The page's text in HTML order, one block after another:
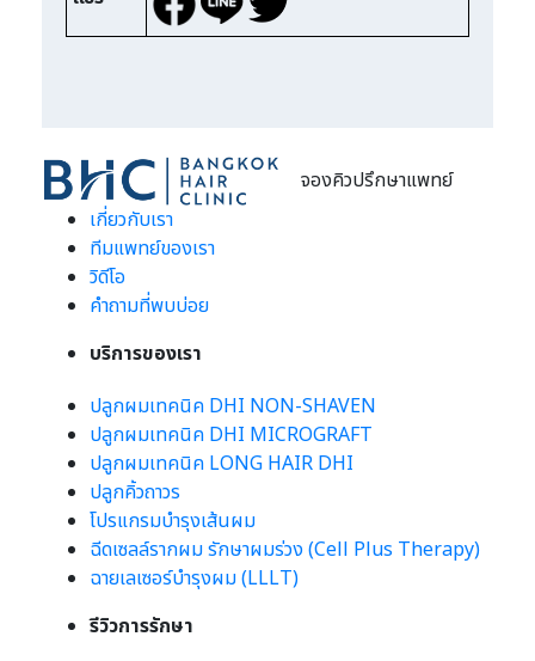
จองคิวปรึกษาแพทย์
เกี่ยวกับเรา
ทีมแพทย์ของเรา
วิดีโอ
คำถามที่พบบ่อย
บริการของเรา
ปลูกผมเทคนิค DHI NON-SHAVEN
ปลูกผมเทคนิค DHI MICROGRAFT
ปลูกผมเทคนิค LONG HAIR DHI
ปลูกคิ้วถาวร
โปรแกรมบำรุงเส้นผม
ฉีดเซลล์รากผม รักษาผมร่วง (Cell Plus Therapy)
ฉายเลเซอร์บำรุงผม (LLLT)
รีวิวการรักษา